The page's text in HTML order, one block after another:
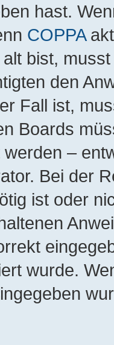
hast.
COPPA
bist,
den
Fall ist,
Boards
–
Bei der
ist oder
wurde.